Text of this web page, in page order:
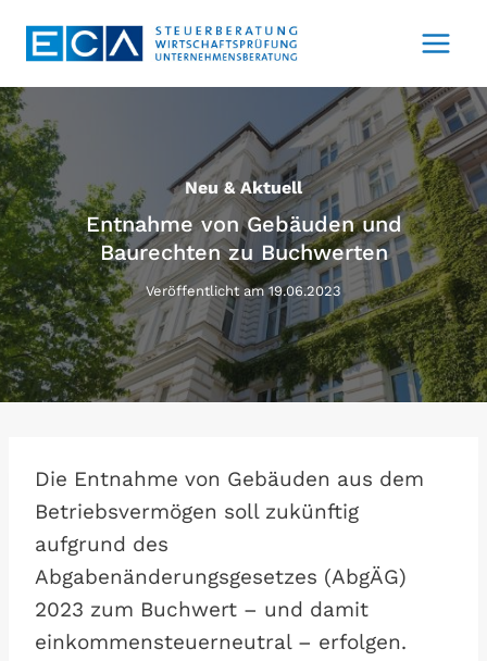
Inhalt
Neu & Aktuell
Entnahme von Gebäuden und
Baurechten zu Buchwerten
Veröffentlicht am 19.06.2023
Die Entnahme von Gebäuden aus dem
Betriebsvermögen soll zukünftig
aufgrund des
Abgabenänderungsgesetzes (AbgÄG)
2023 zum Buchwert – und damit
einkommensteuerneutral – erfolgen.